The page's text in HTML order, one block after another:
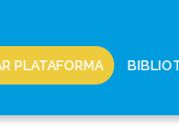
PLATAFORMA